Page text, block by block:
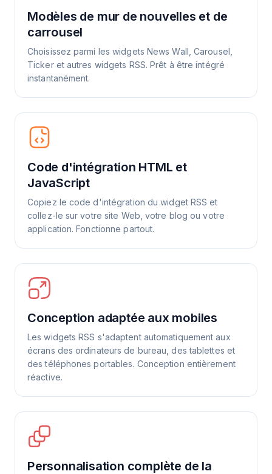
Modèles de mur de nouvelles et de
carrousel
Choisissez parmi les widgets News Wall, Carousel,
Ticker et autres widgets RSS. Prêt à être intégré
instantanément.
Code d'intégration HTML et
JavaScript
Copiez le code d'intégration du widget RSS et
collez-le sur votre site Web, votre blog ou votre
application. Fonctionne partout.
Conception adaptée aux mobiles
Les widgets RSS s'adaptent automatiquement aux
écrans des ordinateurs de bureau, des tablettes et
des téléphones portables. Conception entièrement
réactive.
Personnalisation complète de la